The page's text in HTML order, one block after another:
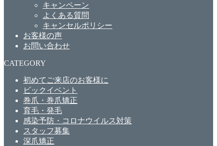
キャンペーン
よくある質問
キャンセルポリシー
お客様の声
お問い合わせ
CATEGORY
初めてご来店のお客様に
ビックイベント
巻爪・巻爪矯正
育毛・発毛
感染予防・コロナウイルス対策
スタッフ募集
深爪矯正